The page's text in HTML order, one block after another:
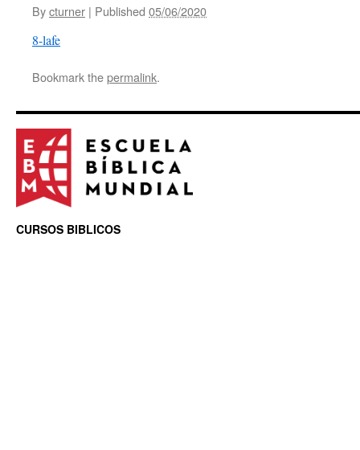
Bycturner | Published 05/06/2020
8-lafe
Bookmark thepermalink.
CURSOS BIBLICOS